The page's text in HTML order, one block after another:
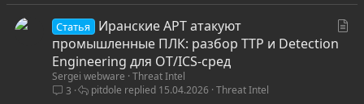
я
Статья
Иранские APT атакуют
промышленные ПЛК: разбор TTP и Detection
Engineering для OT/ICS-сред
Sergei webware Threat Intel
3
Threat Intel
15.04.2026
pitdole